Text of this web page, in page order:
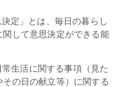
定」とは、毎日の暮らし
関して意思決定ができる能
常生活に関する事項（見た
その日の献立等）に関する